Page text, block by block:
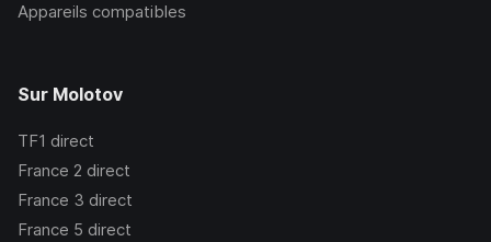
Appareils compatibles
Sur Molotov
TF1 direct
France 2 direct
France 3 direct
France 5 direct